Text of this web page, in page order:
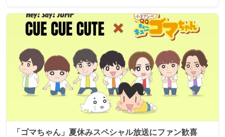
「ゴマちゃん」夏休みスペシャル放送にファン歓喜